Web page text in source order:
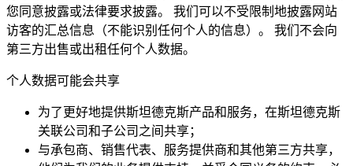
您同意披露或法律要求披露。 我们可以不受限制地披露网站
访客的汇总信息（不能识别任何个人的信息）。 我们不会向
第三方出售或出租任何个人数据。
个人数据可能会共享
为了更好地提供斯坦德克斯产品和服务，在斯坦德克斯
关联公司和子公司之间共享；
与承包商、销售代表、服务提供商和其他第三方共享，